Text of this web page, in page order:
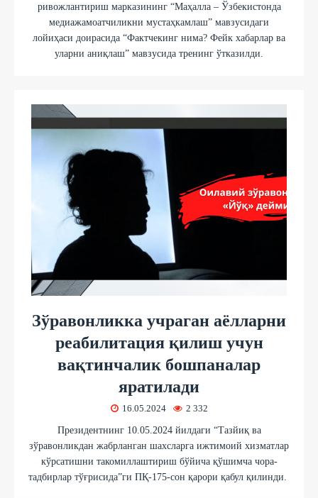
ривожлантириш марказининг “Маҳалла – Ўзбекистонда
медиажамоатчиликни мустаҳкамлаш” мавзусидаги
лойиҳаси доирасида “Фактчекинг нима? Фейк хабарлар ва
уларни аниқлаш” мавзусида тренинг ўтказилди.
Зўравонликка учраган аёлларни
реабилитация қилиш учун
вақтинчалик бошпаналар
яратилади
16.05.2024 2 332
Президентнинг 10.05.2024 йилдаги “Тазйиқ ва
зўравонликдан жабрланган шахсларга ижтимоий хизматлар
кўрсатишни такомиллаштириш бўйича қўшимча чора-
тадбирлар тўғрисида”ги ПҚ-175-сон қарори қабул қилинди.